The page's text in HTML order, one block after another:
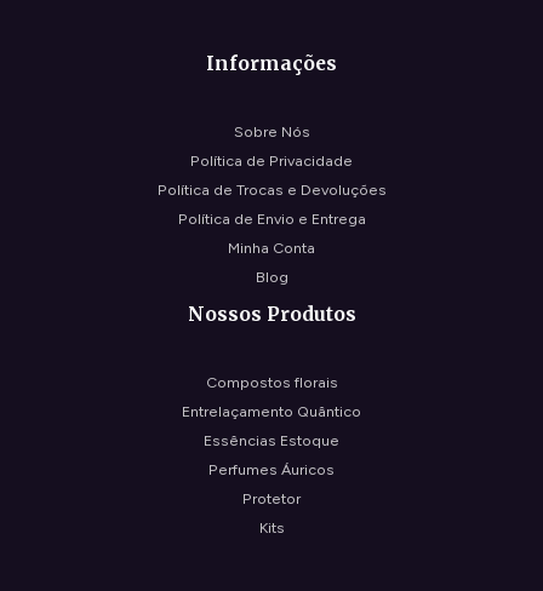
Informações
Sobre Nós
Política de Privacidade
Política de Trocas e Devoluções
Política de Envio e Entrega
Minha Conta
Blog
Nossos Produtos
Compostos florais
Entrelaçamento Quântico
Essências Estoque
Perfumes Áuricos
Protetor
Kits